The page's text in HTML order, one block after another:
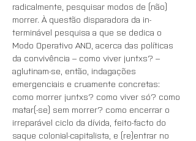
radicalmente, pesquisar modos de (não)
morrer. À questão disparadora da in-
terminável pesquisa a que se dedica o
Modo Operativo AND, acerca das políticas
da convivência – como viver juntxs? –
aglutinam-se, então, indagações
emergenciais e cruamente concretas:
como morrer juntxs? como viver só? como
matar(-se) sem morrer? como encerrar o
irreparável ciclo da dívida, feito-facto do
saque colonial-capitalista, e (re)entrar no